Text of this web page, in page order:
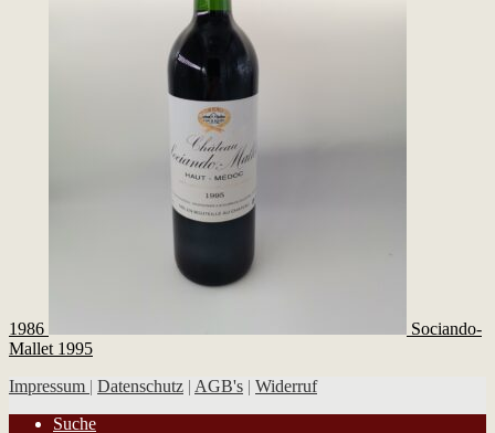
1986
Sociando-
Mallet 1995
Impressum | Datenschutz | AGB's | Widerruf
Suche